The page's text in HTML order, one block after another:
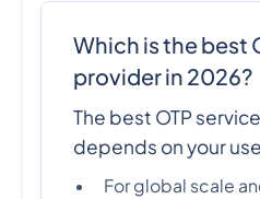
Which is the best
provider in 2026?
The best OTP
depends on your
For global scale